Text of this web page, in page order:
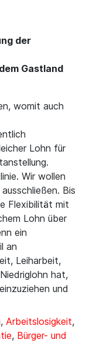
der
Gastland
womit auch
Lohn für
Wir wollen
Bis
Flexibilität mit
Lohn über
ein
an
Leiharbeit,
hat,
und
, Arbeitslosigkeit,
, Bürger- und